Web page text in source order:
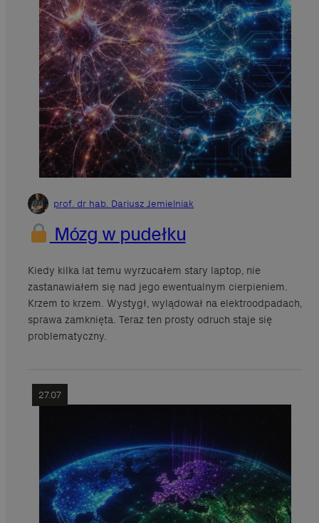
prof. dr hab. Dariusz Jemielniak
Mózg w pudełku
Kiedy kilka lat temu wyrzucałem stary laptop, nie
zastanawiałem się nad jego ewentualnym cierpieniem.
Krzem to krzem. Wystygł, wylądował na elektroodpadach,
sprawa zamknięta. Teraz ten prosty odruch staje się
problematyczny.
27.07